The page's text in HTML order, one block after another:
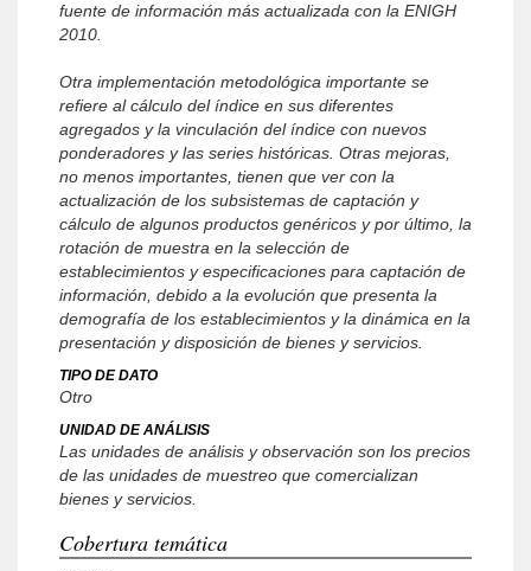
fuente de información más actualizada con la ENIGH
2010.
Otra implementación metodológica importante se
refiere al cálculo del índice en sus diferentes
agregados y la vinculación del índice con nuevos
ponderadores y las series históricas. Otras mejoras,
no menos importantes, tienen que ver con la
actualización de los subsistemas de captación y
cálculo de algunos productos genéricos y por último, la
rotación de muestra en la selección de
establecimientos y especificaciones para captación de
información, debido a la evolución que presenta la
demografía de los establecimientos y la dinámica en la
presentación y disposición de bienes y servicios.
TIPO DE DATO
Otro
UNIDAD DE ANÁLISIS
Las unidades de análisis y observación son los precios
de las unidades de muestreo que comercializan
bienes y servicios.
Cobertura temática